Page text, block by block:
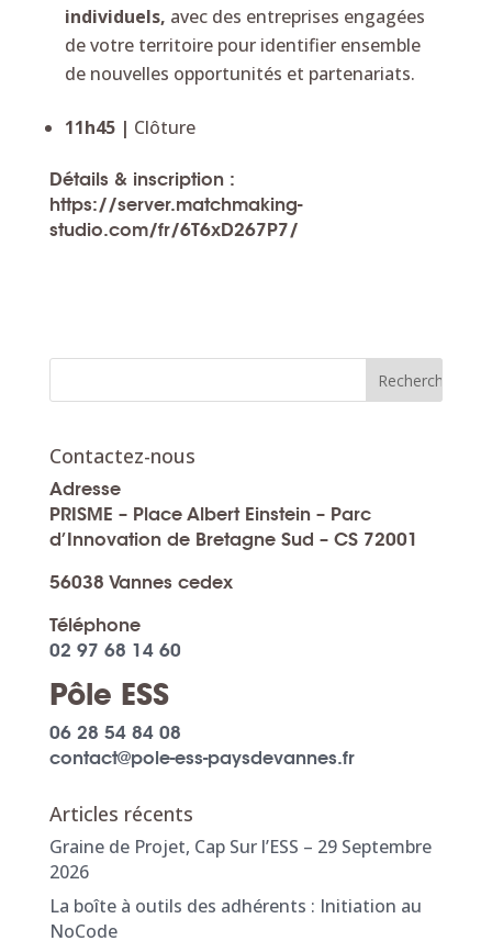
individuels, avec des entreprises engagées
de votre territoire pour identifier ensemble
de nouvelles opportunités et partenariats.
11h45 | Clôture
Détails & inscription :
https://server.matchmaking-
studio.com/fr/6T6xD267P7/
Contactez-nous
Adresse
PRISME – Place Albert Einstein – Parc
d’Innovation de Bretagne Sud – CS 72001
56038 Vannes cedex
Téléphone
02 97 68 14 60
Pôle ESS
06 28 54 84 08
contact@pole-ess-paysdevannes.fr
Articles récents
Graine de Projet, Cap Sur l’ESS – 29 Septembre
2026
La boîte à outils des adhérents : Initiation au
NoCode